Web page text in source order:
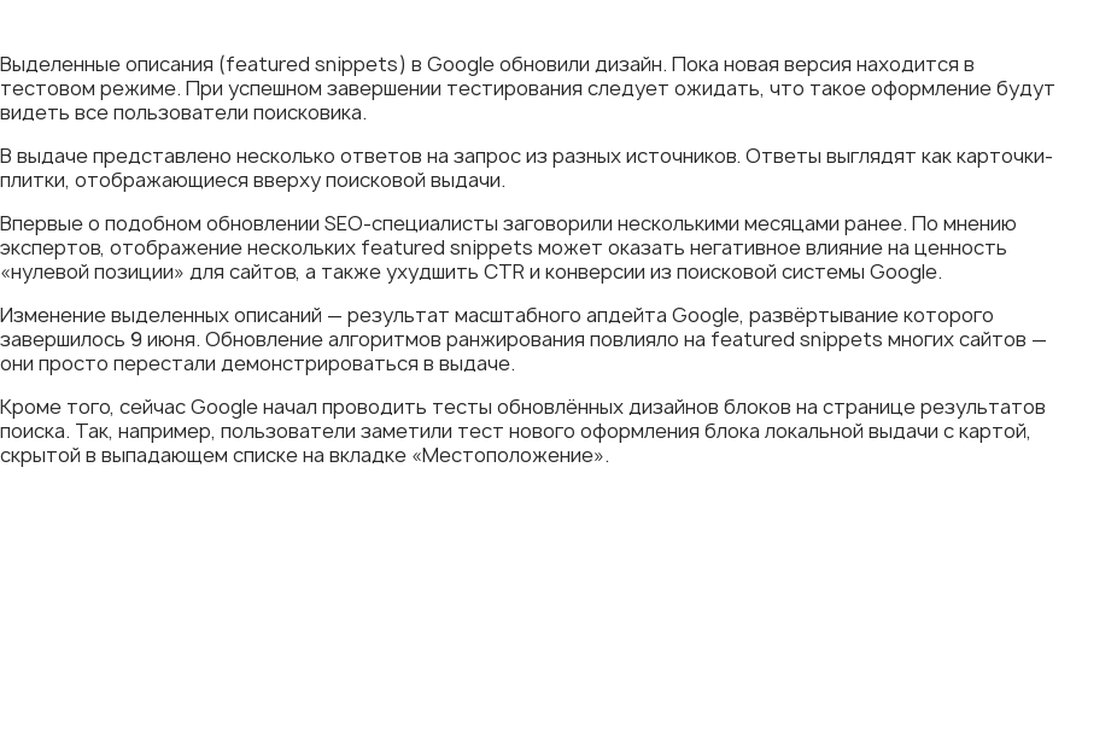
Выделенные описания (featured snippets) в Google обновили дизайн. Пока новая версия находится в
тестовом режиме. При успешном завершении тестирования следует ожидать, что такое оформление будут
видеть все пользователи поисковика.
В выдаче представлено несколько ответов на запрос из разных источников. Ответы выглядят как карточки-
плитки, отображающиеся вверху поисковой выдачи.
Впервые о подобном обновлении SEO-специалисты заговорили несколькими месяцами ранее. По мнению
экспертов, отображение нескольких featured snippets может оказать негативное влияние на ценность
«нулевой позиции» для сайтов, а также ухудшить CTR и конверсии из поисковой системы Google.
Изменение выделенных описаний — результат масштабного апдейта Google, развёртывание которого
завершилось 9 июня. Обновление алгоритмов ранжирования повлияло на featured snippets многих сайтов —
они просто перестали демонстрироваться в выдаче.
Кроме того, сейчас Google начал проводить тесты обновлённых дизайнов блоков на странице результатов
поиска. Так, например, пользователи заметили тест нового оформления блока локальной выдачи с картой,
скрытой в выпадающем списке на вкладке «Местоположение».